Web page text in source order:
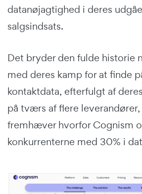
datanøjagtighed i deres
salgsindsats.
Det bryder den fulde historie
med deres kamp for at finde
kontaktdata, efterfulgt af
på tværs af flere
fremhæver hvorfor Cognism
konkurrenterne med 30% i